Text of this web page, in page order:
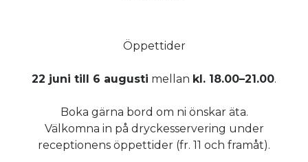
Öppettider
22 juni till 6 augusti mellan kl. 18.00–21.00.
Boka gärna bord om ni önskar äta.
Välkomna in på dryckesservering under
receptionens öppettider (fr. 11 och framåt).